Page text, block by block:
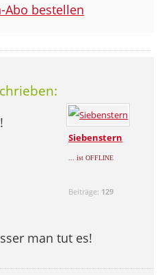
Abo bestellen
Siebenstern
... ist OFFLINE
Beiträge: 129
man tut es!